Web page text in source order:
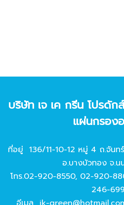
บริษัท เจ เค กรีน โปรดั
แผ่นกรอง
ที่อยู่ 136/11-10-12 หมู่ 4 ถ.จัน
อ.บางบัวทอง จ.น
โทร.02-920-8550, 02-920-
246-